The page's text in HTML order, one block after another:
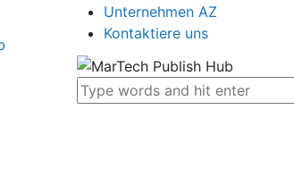
Unternehmen AZ
Kontaktiere uns